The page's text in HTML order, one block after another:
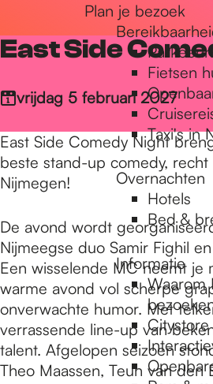
Plan je bezoek
Fietsen
Taxi's in
Overnachten
Hotels
Bed &
Informatie
Waarom
East Side
vrijdag 5 februari 2027
East Side Comedy Night
beste stand-up comedy,
Nijmegen!
De avond wordt
Nijmeegse duo Samir Fighil
Een wisselende MC neemt je
warme avond vol scherpe
onverwachte humor. Met
verrassende line-up van
talent. Afgelopen seizoen
Theo Maassen, Teun van den